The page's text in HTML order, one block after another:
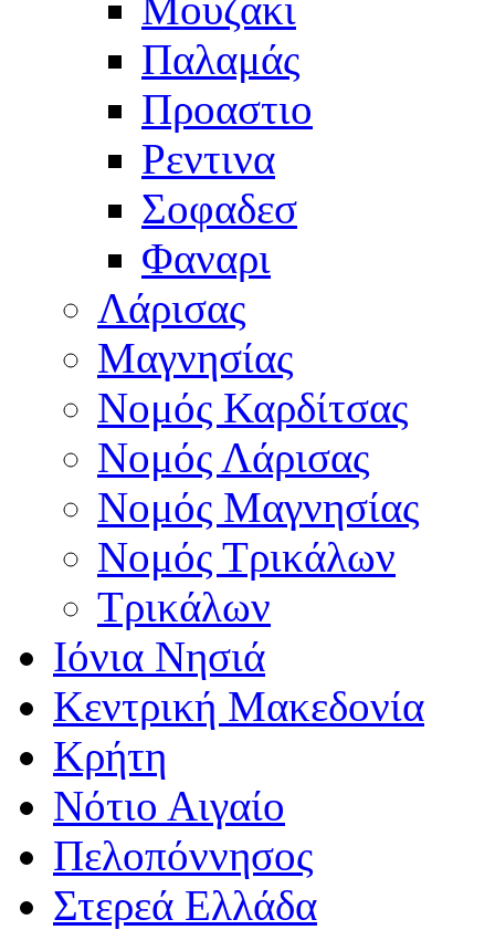
Παλαμάς
Προαστιο
Ρεντινα
Σοφαδεσ
Φαναρι
Λάρισας
Μαγνησίας
Νομός Καρδίτσας
Νομός Λάρισας
Νομός Μαγνησίας
Νομός Τρικάλων
Τρικάλων
Ιόνια Νησιά
Κεντρική Μακεδονία
Κρήτη
Νότιο Αιγαίο
Πελοπόννησος
Στερεά Ελλάδα